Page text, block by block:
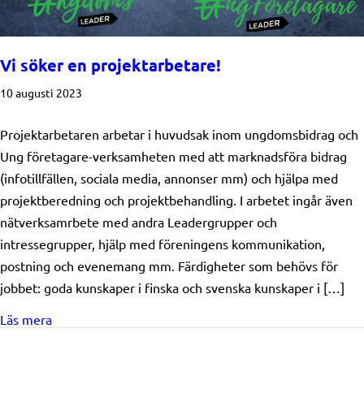
Vi söker en projektarbetare!
10 augusti 2023
Projektarbetaren arbetar i huvudsak inom ungdomsbidrag och
Ung företagare-verksamheten med att marknadsföra bidrag
(infotillfällen, sociala media, annonser mm) och hjälpa med
projektberedning och projektbehandling. I arbetet ingår även
nätverksamrbete med andra Leadergrupper och
intressegrupper, hjälp med föreningens kommunikation,
postning och evenemang mm. Färdigheter som behövs för
jobbet: goda kunskaper i finska och svenska kunskaper i […]
Läs meraabout Vi söker en projektarbetare!